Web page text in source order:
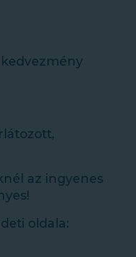
kedvezmény
az ingyenes
oldala: